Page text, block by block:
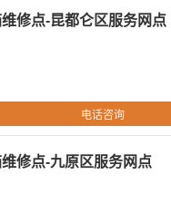
修点-昆都仑区服务网点
电话咨询
修点-九原区服务网点